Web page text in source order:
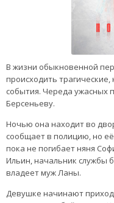
В жизни обыкновенной
происходить
события. Череда ужасных
Берсеньеву.
Ночью она находит во
сообщает в полицию, но
пока не погибает няня
Ильин, начальник службы
владеет муж Ланы.
Девушке начинают